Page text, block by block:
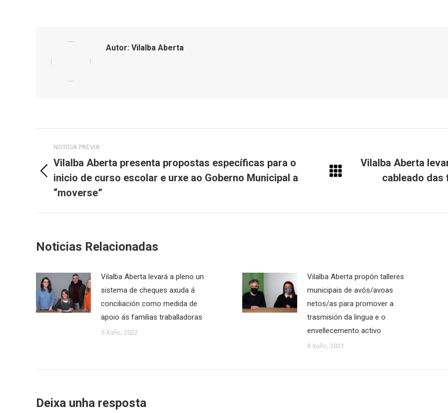
Autor: Vilalba Aberta
navigation
NOTICIA PREVIA
Previous
post:
Vilalba Aberta presenta propostas específicas para o
inicio de curso escolar e urxe ao Goberno Municipal a
“moverse”
Vilalba Aberta
cableado das
Noticias Relacionadas
Vilalba Aberta levará a pleno un
sistema de cheques axuda á
conciliación como medida de
apoio ás familias traballadoras
5 Xuño, 2022
Vilalba Aberta propón talleres
municipais de avós/avoas
netos/as para promover a
trasmisión da lingua e o
envellecemento activo
8 Xuño, 2021
Deixa unha resposta